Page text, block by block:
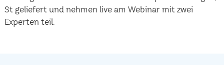
St geliefert und nehmen live am Webinar mit zwei
Experten teil.